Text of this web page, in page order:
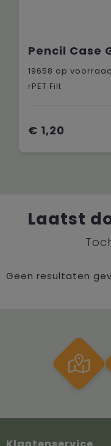
19658 op voorraad
rPET Filt
€ 1,20
Laatst
Geen resultaten